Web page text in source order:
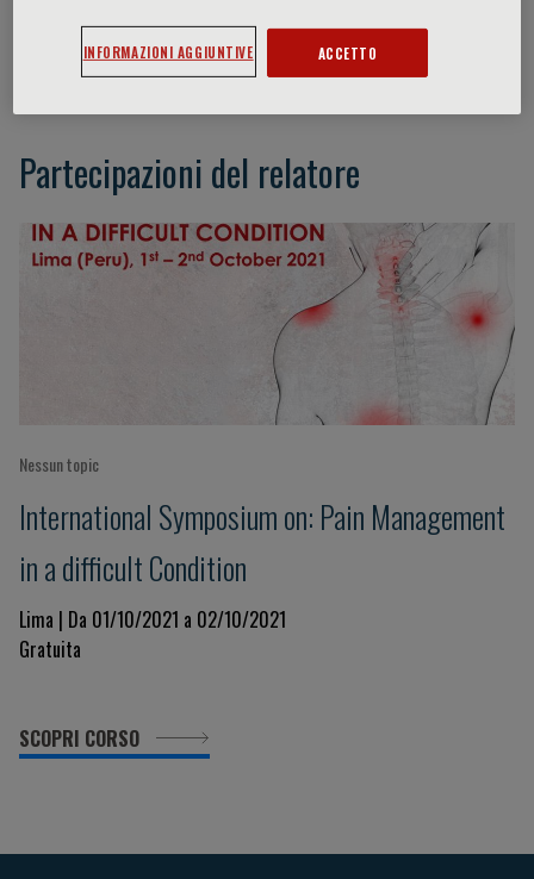
Smiljan Astudillo
Santiago, Chile
Partecipazioni del relatore
Nessun topic
International Symposium on: Pain Management
in a difficult Condition
Lima | Da 01/10/2021 a 02/10/2021
Gratuita
SCOPRI CORSO
INFORMAZIONI AGGIUNTIVE ACCETTO